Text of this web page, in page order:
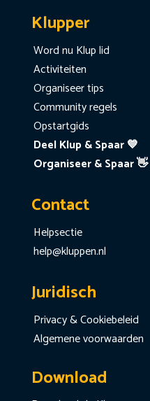
Klupper
Word nu Klup lid
Activiteiten
Organiseer tips
Community regels
Opstartgids
Deel Klup & Spaar 💙
Organiseer & Spaar 👋
Contact
Helpsectie
help@kluppen.nl
Juridisch
Privacy & Cookiebeleid
Algemene voorwaarden
Download